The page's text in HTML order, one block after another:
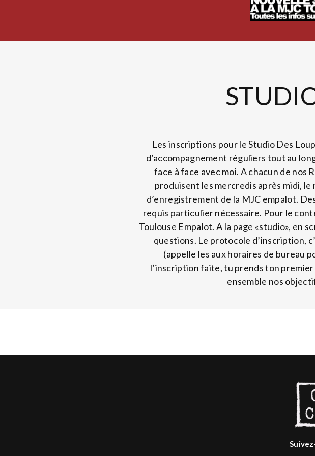
Les inscriptions pour le Studio Des
d’accompagnement réguliers tout au
face à face avec moi. A chacun de nos
produisent les mercredis après midi, le
d’enregistrement de la MJC empalot.
requis particulier nécessaire. Pour le
Toulouse Empalot. A la page «studio», en
questions. Le protocole d’inscription,
(appelle les aux horaires de bureau
l’inscription faite, tu prends ton
ensemble nos